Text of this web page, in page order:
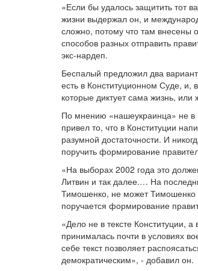
«Если бы удалось защитить тот
жизни выдержал он, и
сложно, потому что там внесены
способов разных отправить
экс-нардеп.
Беспалый предложил два
есть в Конституционном Суде, и,
которые диктует сама жизнь,
По мнению «нашеукраинца» не в
привел то, что в Конституции
разумной достаточности. И
поручить формирование
«На выборах 2002 года это
Литвин и так далее.… На
Тимошенко, не может Тимошенко
поручается формирование
«Дело не в тексте Конституции,
принималась почти в условиях
себе текст позволяет
демократическим», - добавил он.